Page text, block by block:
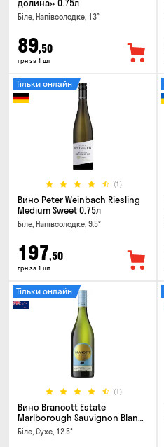
долина» 0.75л
Біле, Напівсолодке, 13°
89,50
грн за 1 шт
(1)
Тільки онлайн
Вино Peter Weinbach Riesling
Medium Sweet 0.75л
Біле, Напівсолодке, 9.5°
197,50
грн за 1 шт
(1)
Тільки онлайн
Вино Brancott Estate
Marlborough Sauvignon Blanc
0.75л
Біле, Сухе, 12.5°